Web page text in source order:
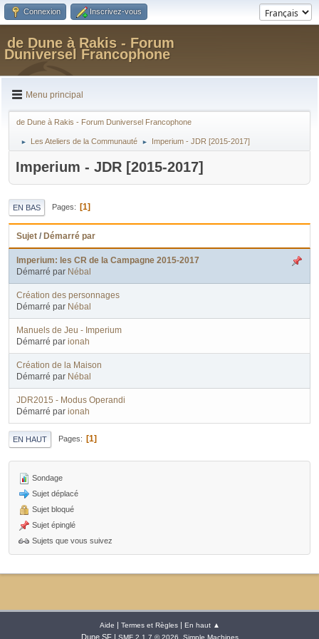
Connexion Inscrivez-vous
de Dune à Rakis - Forum
Duniversel Francophone
Menu principal
de Dune à Rakis - Forum Duniversel Francophone
► Les Ateliers de la Communauté ► Imperium - JDR [2015-2017]
Imperium - JDR [2015-2017]
EN BAS Pages 1
Sujet / Démarré par
Imperium: les CR de la Campagne 2015-2017
Démarré par Nébal
Création des personnages
Démarré par Nébal
Manuels de Jeu - Imperium
Démarré par ionah
Création de la Maison
Démarré par Nébal
JDR2015 - Modus Operandi
Démarré par ionah
EN HAUT Pages 1
Sondage
Sujet déplacé
Sujet bloqué
Sujet épinglé
Sujets que vous suivez
Aide | Termes et Règles| En haut ▲
Dune SF | SMF 2.1.7 © 2026 Simple Machines